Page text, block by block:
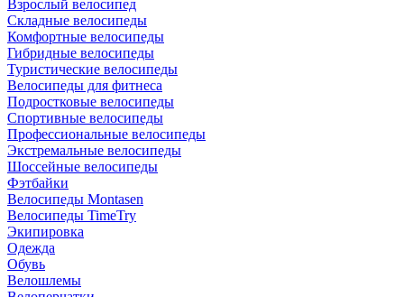
Взрослый велосипед
Складные велосипеды
Комфортные велосипеды
Гибридные велосипеды
Туристические велосипеды
Велосипеды для фитнеса
Подростковые велосипеды
Спортивные велосипеды
Профессиональные велосипеды
Экстремальные велосипеды
Шоссейные велосипеды
Фэтбайки
Велосипеды Montasen
Велосипеды TimeTry
Экипировка
Одежда
Обувь
Велошлемы